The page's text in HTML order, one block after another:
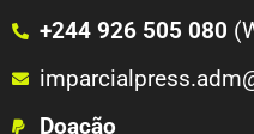
+244 926 505 080
Doação